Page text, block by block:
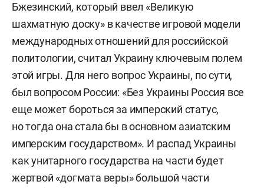
Бжезинский, который ввел «Великую
шахматную доску» в качестве игровой модели
международных отношений для российской
политологии, считал Украину ключевым полем
этой игры. Для него вопрос Украины, по сути,
был вопросом России: «Без Украины Россия все
еще может бороться за имперский статус,
но тогда она стала бы в основном азиатским
имперским государством». И распад Украины
как унитарного государства на части будет
жертвой «догмата веры» большой части